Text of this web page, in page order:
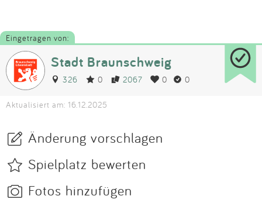
Eingetragen von:
Stadt Braunschweig
326 0 2067 0 0
Aktualisiert am: 16.12.2025
Änderung vorschlagen
Spielplatz bewerten
Fotos hinzufügen